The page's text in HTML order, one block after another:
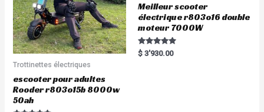
Trottinettes électriques
escooter pour adultes
Rooder r803o15b 8000w
50ah
Meilleur scooter
électrique r803o16 double
moteur 7000W
Rated
5.00
$ 3'930.00